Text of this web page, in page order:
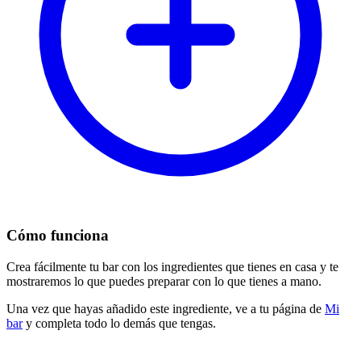
Cómo funciona
Crea fácilmente tu bar con los ingredientes que tienes en casa y te
mostraremos lo que puedes preparar con lo que tienes a mano.
Una vez que hayas añadido este ingrediente, ve a tu página de Mi
bary completa todo lo demás que tengas.